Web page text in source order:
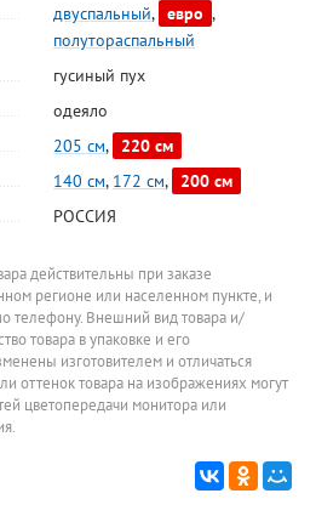
двуспальный, евро ,
полутораспальный
гусиный пух
одеяло
205 см,
220 см
140 см, 172 см,
200 см
РОССИЯ
действительны при заказе
регионе или населенном пункте, и
телефону. Внешний вид товара и/
товара в упаковке и его
изготовителем и отличаться
оттенок товара на изображениях могут
цветопередачи монитора или